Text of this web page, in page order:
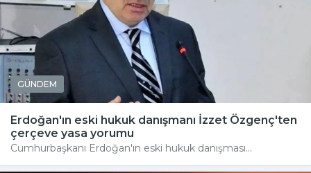
GÜNDEM
Erdoğan'ın eski hukuk danışmanı İzzet Özgenç'ten
çerçeve yasa yorumu
Cumhurbaşkanı Erdoğan'ın eski hukuk danışması...